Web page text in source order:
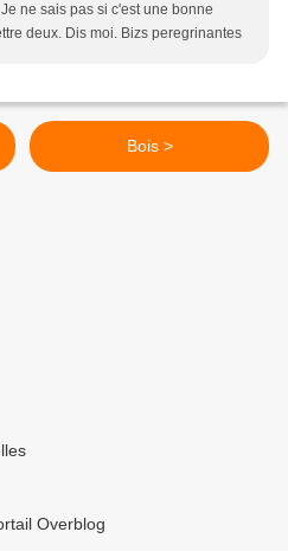
ne sais pas si c'est une bonne
deux. Dis moi. Bizs peregrinantes
Bois >
Overblog